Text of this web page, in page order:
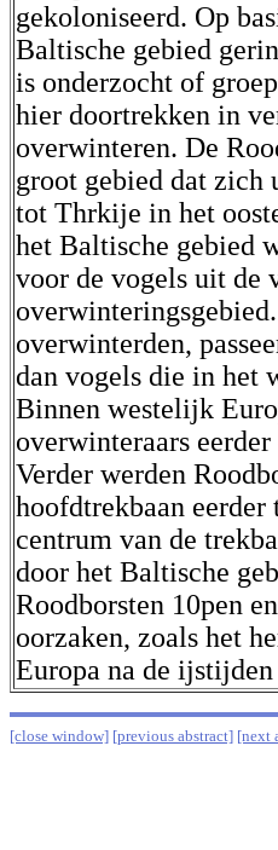
gekoloniseerd. Op
Baltische gebied
is onderzocht of
hier doortrekken in
overwinteren. De
groot gebied dat zich
tot Thrkije in het
het Baltische gebied
voor de vogels uit de
overwinterden,
dan vogels die in het
Binnen westelijk
overwinteraars
Verder werden
hoofdtrekbaan eerder
centrum van de
door het Baltische
Roodborsten 10pen
oorzaken, zoals het
Europa na de
[close window] [previous abstract] [next